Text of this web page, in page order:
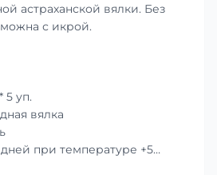
астраханской вялки. Без
с икрой.
5 уп.
вялка
при температуре +5…